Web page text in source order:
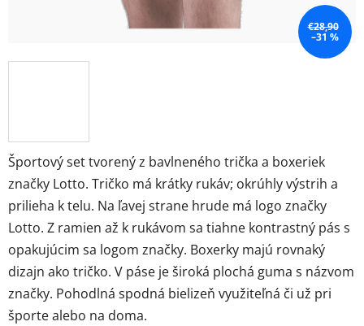
Športový set tvorený z bavlneného trička a boxeriek
značky Lotto. Tričko má krátky rukáv; okrúhly výstrih a
prilieha k telu. Na ľavej strane hrude má logo značky
Lotto. Z ramien až k rukávom sa tiahne kontrastný pás s
opakujúcim sa logom značky. Boxerky majú rovnaký
dizajn ako tričko. V páse je široká plochá guma s názvom
značky. Pohodlná spodná bielizeň využiteľná či už pri
športe alebo na doma.
€28,90
–31 %